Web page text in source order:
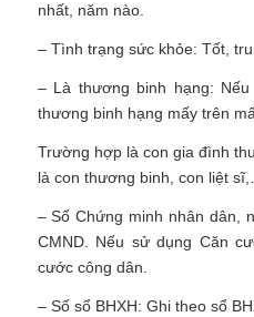
nhất, năm nào.
– Tình trạng sức khỏe: Tốt,
– Là thương binh hạng:
thương binh hạng mấy trên
Trường hợp là con gia đình
là con thương binh, con liệt
– Số Chứng minh nhân dân,
CMND. Nếu sử dụng Căn
cước công dân.
– Số sổ BHXH: Ghi theo sổ